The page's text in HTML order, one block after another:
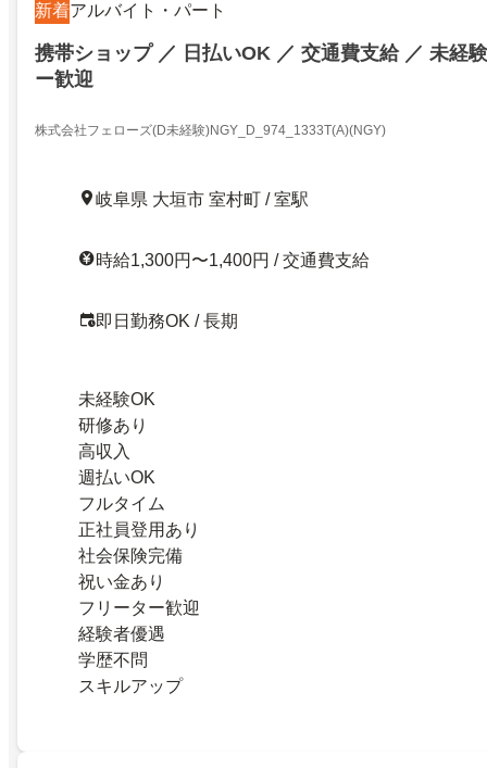
新着アルバイト・パート
携帯ショップ ／ 日払いOK ／ 交通費支給 ／ 未経
ー歓迎
株式会社フェローズ(D未経験)NGY_D_974_1333T(A)(NGY)
岐阜県 大垣市 室村町 / 室駅
時給1,300円〜1,400円 / 交通費支給
即日勤務OK / 長期
未経験OK
研修あり
高収入
週払いOK
フルタイム
正社員登用あり
社会保険完備
祝い金あり
フリーター歓迎
経験者優遇
学歴不問
スキルアップ